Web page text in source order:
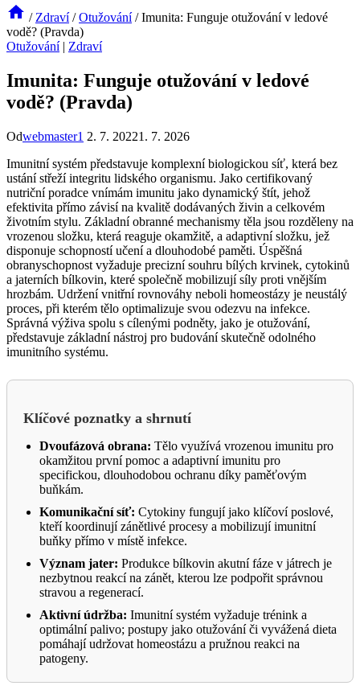
/ Zdraví / Otužování / Imunita: Funguje otužování v ledové
vodě? (Pravda)
Otužování| Zdraví
Imunita: Funguje otužování v ledové
vodě? (Pravda)
Odwebmaster1 2. 7. 20221. 7. 2026
Imunitní systém představuje komplexní biologickou síť, která bez
ustání střeží integritu lidského organismu. Jako certifikovaný
nutriční poradce vnímám imunitu jako dynamický štít, jehož
efektivita přímo závisí na kvalitě dodávaných živin a celkovém
životním stylu. Základní obranné mechanismy těla jsou rozděleny na
vrozenou složku, která reaguje okamžitě, a adaptivní složku, jež
disponuje schopností učení a dlouhodobé paměti. Úspěšná
obranyschopnost vyžaduje precizní souhru bílých krvinek, cytokinů
a jaterních bílkovin, které společně mobilizují síly proti vnějším
hrozbám. Udržení vnitřní rovnováhy neboli homeostázy je neustálý
proces, při kterém tělo optimalizuje svou odezvu na infekce.
Správná výživa spolu s cílenými podněty, jako je otužování,
představuje základní nástroj pro budování skutečně odolného
imunitního systému.
Klíčové poznatky a shrnutí
Dvoufázová obrana: Tělo využívá vrozenou imunitu pro
okamžitou první pomoc a adaptivní imunitu pro
specifickou, dlouhodobou ochranu díky paměťovým
buňkám.
Komunikační síť: Cytokiny fungují jako klíčoví poslové,
kteří koordinují zánětlivé procesy a mobilizují imunitní
buňky přímo v místě infekce.
Význam jater: Produkce bílkovin akutní fáze v játrech je
nezbytnou reakcí na zánět, kterou lze podpořit správnou
stravou a regenerací.
Aktivní údržba: Imunitní systém vyžaduje trénink a
optimální palivo; postupy jako otužování či vyvážená dieta
pomáhají udržovat homeostázu a pružnou reakci na
patogeny.